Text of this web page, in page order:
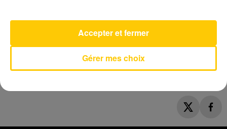
ZAZIE
Gérer mes choix
Accepter et fermer